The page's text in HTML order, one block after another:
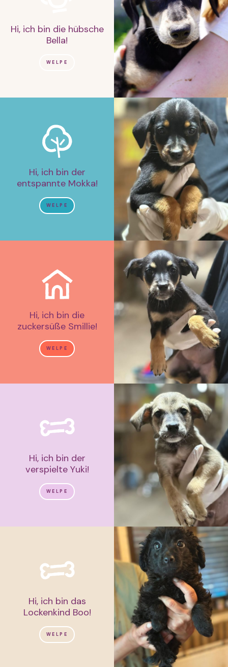
Hi, ich bin die hübsche
Bella!
WELPE
Hi, ich bin der
entspannte Mokka!
WELPE
Hi, ich bin die
zuckersüße Smillie!
WELPE
Hi, ich bin der
verspielte Yuki!
WELPE
Hi, ich bin das
Lockenkind Boo!
WELPE